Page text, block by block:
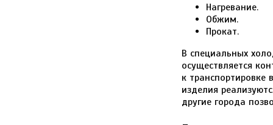
Нагревание.
Обжим.
Прокат.
В специальных
осуществляется
к
изделия
другие города